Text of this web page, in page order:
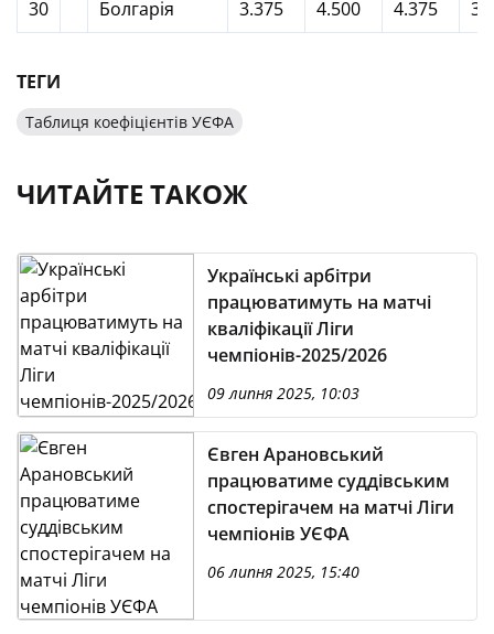
30
Болгарія 3.375 4.500 4.375
ТЕГИ
Таблиця коефіцієнтів УЄФА
ЧИТАЙТЕ ТАКОЖ
Українські арбітри
працюватимуть на матчі
кваліфікації Ліги
чемпіонів-2025/2026
09 липня 2025, 10:03
Євген Арановський
працюватиме суддівським
спостерігачем на матчі Ліги
чемпіонів УЄФА
06 липня 2025, 15:40